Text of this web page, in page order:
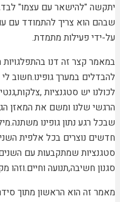
יתקשה "להישאר עם עצמו"
שבהם הוא צריך להתמודד עם
על-ידי פעילות מתמדת.
במאמר קצר זה דנו בהתפלגויות
להבדלים במערך גופינו.חשוב
לכולנו יש סטגנציות
הרגשי שלנו ומשם את המאזן
שבכל רגע נתון גופינו
חדשים נוצרים בכל אלפית
סטגנציות שמתקבעות עם
סגנון חשיבה,תנועה וחיים.וזהו
מאמר זה הוא הראשון מתוך